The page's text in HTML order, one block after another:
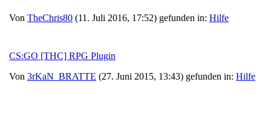
Von TheChris80 (11. Juli 2016, 17:52) gefunden in: Hilfe
CS:GO [THC] RPG Plugin
Von 3rKaN_BRATTE (27. Juni 2015, 13:43) gefunden in: Hilfe